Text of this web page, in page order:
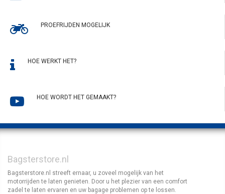
PROEFRIJDEN MOGELIJK
HOE WERKT HET?
HOE WORDT HET GEMAAKT?
Bagsterstore.nl
Bagsterstore.nl streeft ernaar, u zoveel mogelijk van het
motorrijden te laten genieten. Door u het plezier van een comfort
zadel te laten ervaren en uw bagage problemen op te lossen.